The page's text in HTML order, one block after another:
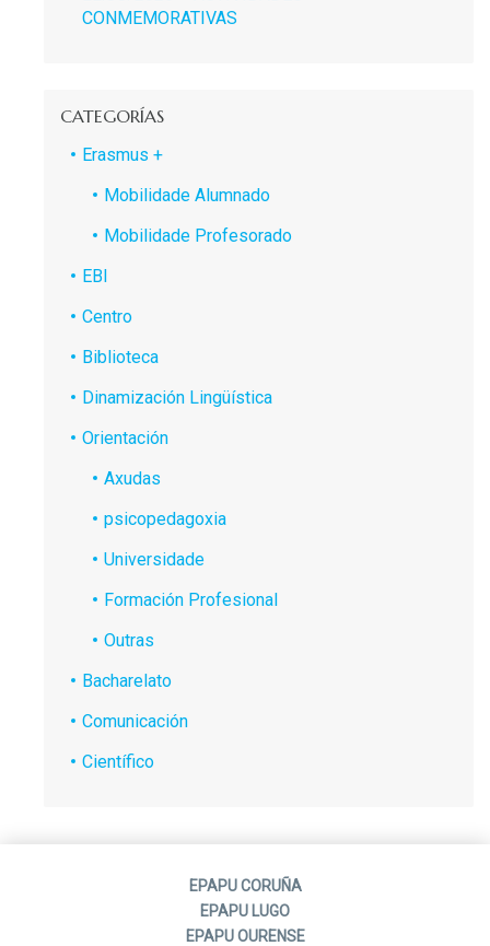
CONMEMORATIVAS
CATEGORÍAS
Erasmus +
Mobilidade Alumnado
Mobilidade Profesorado
EBI
Centro
Biblioteca
Dinamización Lingüística
Orientación
Axudas
psicopedagoxia
Universidade
Formación Profesional
Outras
Bacharelato
Comunicación
Científico
EPAPU CORUÑA
EPAPU LUGO
EPAPU OURENSE